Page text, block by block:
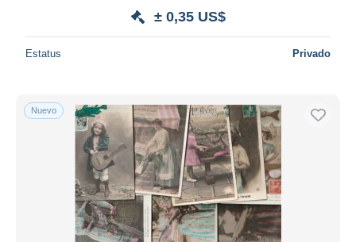
± 0,35 US$
Estatus Privado
Nuevo